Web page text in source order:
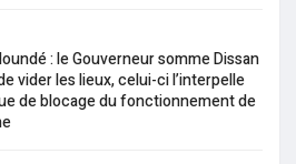
: le Gouverneur somme Dissan
vider les lieux, celui-ci l’interpelle
de blocage du fonctionnement de